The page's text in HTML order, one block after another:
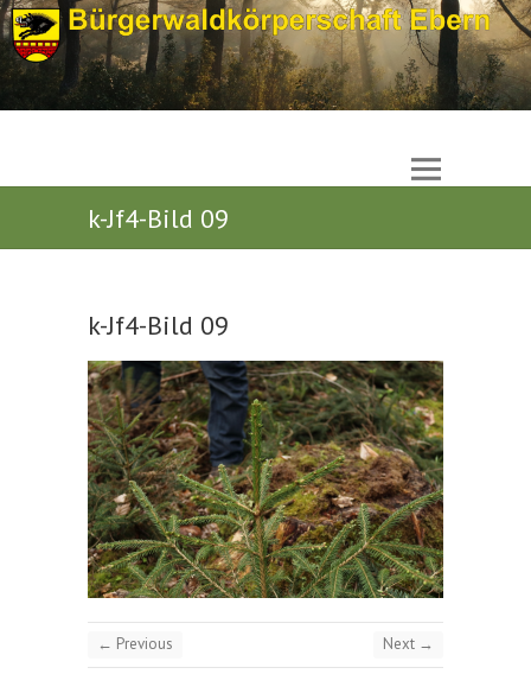
k-Jf4-Bild 09
k-Jf4-Bild 09
← Previous Next →